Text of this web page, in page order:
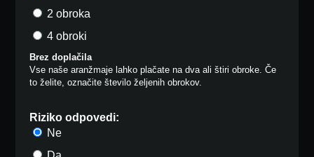
2 obroka
4 obroki
Brez doplačila
Vse naše aranžmaje lahko plačate na dva ali štiri obroke. Če
to želite, označite število željenih obrokov.
Riziko odpovedi:
Ne